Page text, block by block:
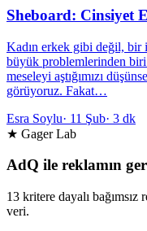
Sheboard: Cinsiyet
Kadın erkek gibi değil, bir
büyük problemlerinden
meseleyi aştığımızı
görüyoruz. Fakat…
Esra Soylu· 11 Şub· 3 dk
★ Gager Lab
AdQ ile reklamın
13 kritere dayalı
veri.